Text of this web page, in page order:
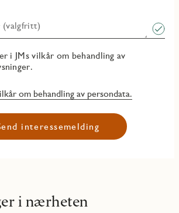
(valgfritt)
i JMs vilkår om behandling av
om behandling av persondata.
interessemelding
i nærheten